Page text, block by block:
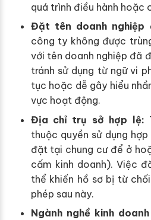
quá trình điều hành hoặc
Đặt tên doanh nghiệp
công ty không được
với tên doanh nghiệp đã
tránh sử dụng từ ngữ vi
tục hoặc dễ gây hiểu
vực hoạt động.
Địa chỉ trụ sở hợp lệ:
thuộc quyền sử dụng
đặt tại chung cư để ở
cấm kinh doanh). Việc
thể khiến hồ sơ bị từ
phép sau này.
Ngành nghề kinh